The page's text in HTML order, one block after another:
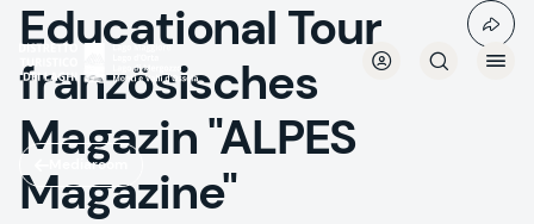
Direkt
zum
Mediaroom
Educational Tour
französisches
Magazin "ALPES
Magazine"